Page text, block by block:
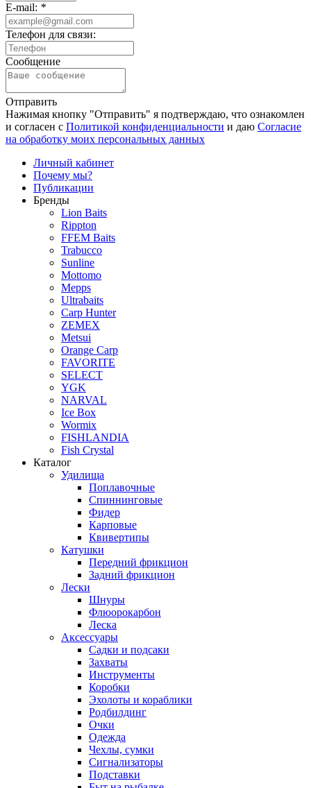
E-mail: *
Телефон для связи:
Сообщение
Отправить
Нажимая кнопку "Отправить" я подтверждаю, что ознакомлен
и согласен с Политикой конфиденциальности и даю Согласие
на обработку моих персональных данных
Личный кабинет
Почему мы?
Публикации
Бренды
Lion Baits
Rippton
FFEM Baits
Trabucco
Sunline
Mottomo
Mepps
Ultrabaits
Carp Hunter
ZEMEX
Metsui
Orange Carp
FAVORITE
SELECT
YGK
NARVAL
Ice Box
Wormix
FISHLANDIA
Fish Crystal
Каталог
Удилища
Поплавочные
Спиннинговые
Фидер
Карповые
Квивертипы
Катушки
Передний фрикцион
Задний фрикцион
Лески
Шнуры
Флюорокарбон
Леска
Аксессуары
Садки и подсаки
Захваты
Инструменты
Коробки
Эхолоты и кораблики
Родбилдинг
Очки
Одежда
Чехлы, сумки
Сигнализаторы
Подставки